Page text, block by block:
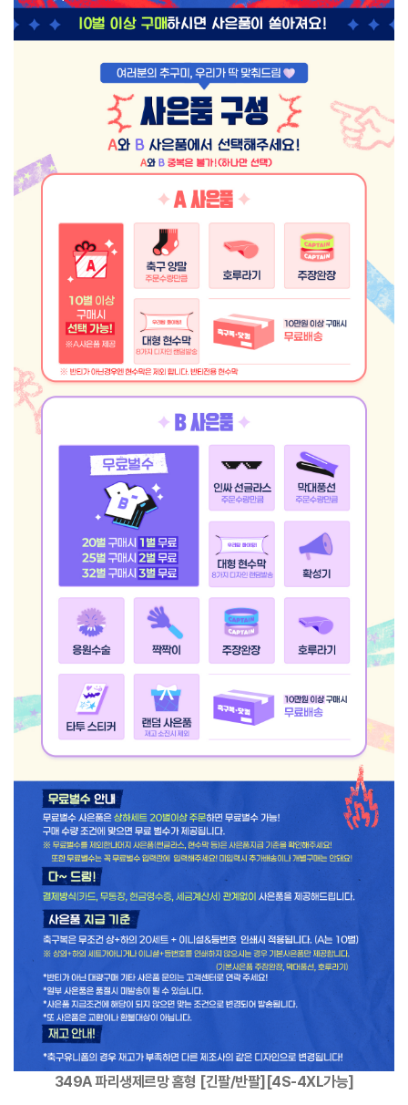
349A 파리생제르망 홈형 [긴팔/반팔][4S-4XL가능]